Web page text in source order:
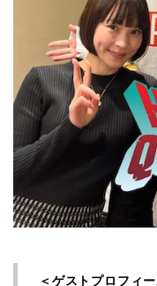
＜ゲストプロフィー